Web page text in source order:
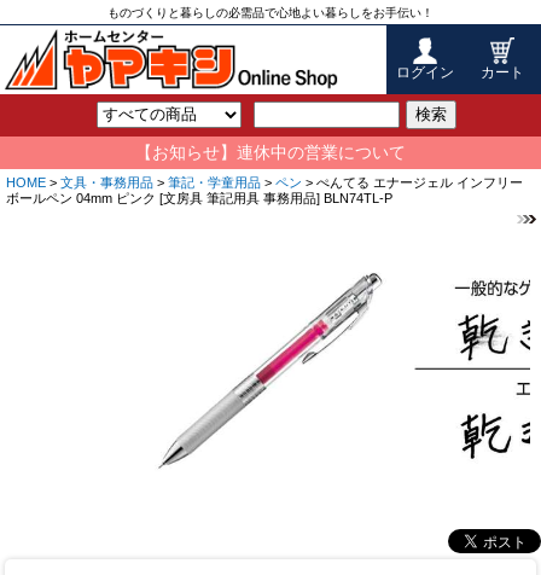
ものづくりと暮らしの必需品で心地よい暮らしをお手伝い！
ログイン カート
検索
【お知らせ】連休中の営業について
HOME > 文具・事務用品 > 筆記・学童用品 > ペン > ぺんてる エナージェル インフリー
ボールペン 04mm ピンク [文房具 筆記用具 事務用品] BLN74TL-P